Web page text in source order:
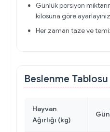
Günlük porsiyon
kilosuna göre
Her zaman taze ve
Beslenme Tablosu
Hayvan
Ağırlığı (kg)